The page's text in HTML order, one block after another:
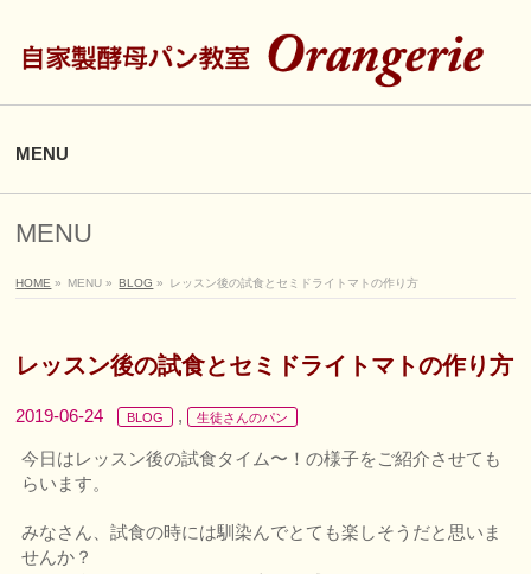
MENU
MENU
HOME » MENU » BLOG » レッスン後の試食とセミドライトマトの作り方
レッスン後の試食とセミドライトマトの作り方
2019-06-24 BLOG , 生徒さんのパン
今日はレッスン後の試食タイム〜！の様子をご紹介させても
らいます。
みなさん、試食の時には馴染んでとても楽しそうだと思いま
せんか？